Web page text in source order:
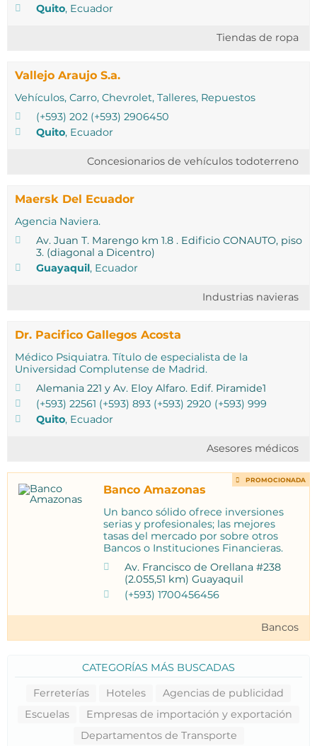
Quito, Ecuador
Tiendas de ropa
Vallejo Araujo S.a.
Vehículos, Carro, Chevrolet, Talleres, Repuestos
(+593) 202 (+593) 2906450
Quito, Ecuador
Concesionarios de vehículos todoterreno
Maersk Del Ecuador
Agencia Naviera.
Av. Juan T. Marengo km 1.8 . Edificio CONAUTO, piso
3. (diagonal a Dicentro)
Guayaquil, Ecuador
Industrias navieras
Dr. Pacifico Gallegos Acosta
Médico Psiquiatra. Título de especialista de la
Universidad Complutense de Madrid.
Alemania 221 y Av. Eloy Alfaro. Edif. Piramide1
(+593) 22561 (+593) 893 (+593) 2920 (+593) 999
Quito, Ecuador
Asesores médicos
Banco Amazonas
Un banco sólido ofrece inversiones
serias y profesionales; las mejores
tasas del mercado por sobre otros
Bancos o Instituciones Financieras.
Av. Francisco de Orellana #238
(2.055,51 km) Guayaquil
(+593) 1700456456
PROMOCIONADA
Bancos
CATEGORÍAS MÁS BUSCADAS
Ferreterías
Hoteles
Agencias de publicidad
Escuelas
Empresas de importación y exportación
Departamentos de Transporte